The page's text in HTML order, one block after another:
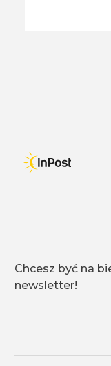
Chcesz być na
newsletter!